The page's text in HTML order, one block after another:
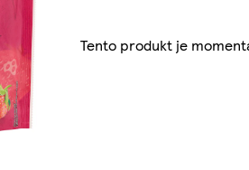
Tento produkt je